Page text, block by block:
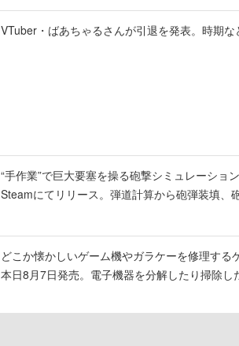
VTuber・ばあちゃるさんが引退を発表。時期
“手作業”で巨大要塞を操る砲撃シミュレーショ
Steamにてリリース。弾道計算から砲弾装填、
どこか懐かしいゲーム機やガラケーを修理す
本日8月7日発売。電子機器を分解したり掃除